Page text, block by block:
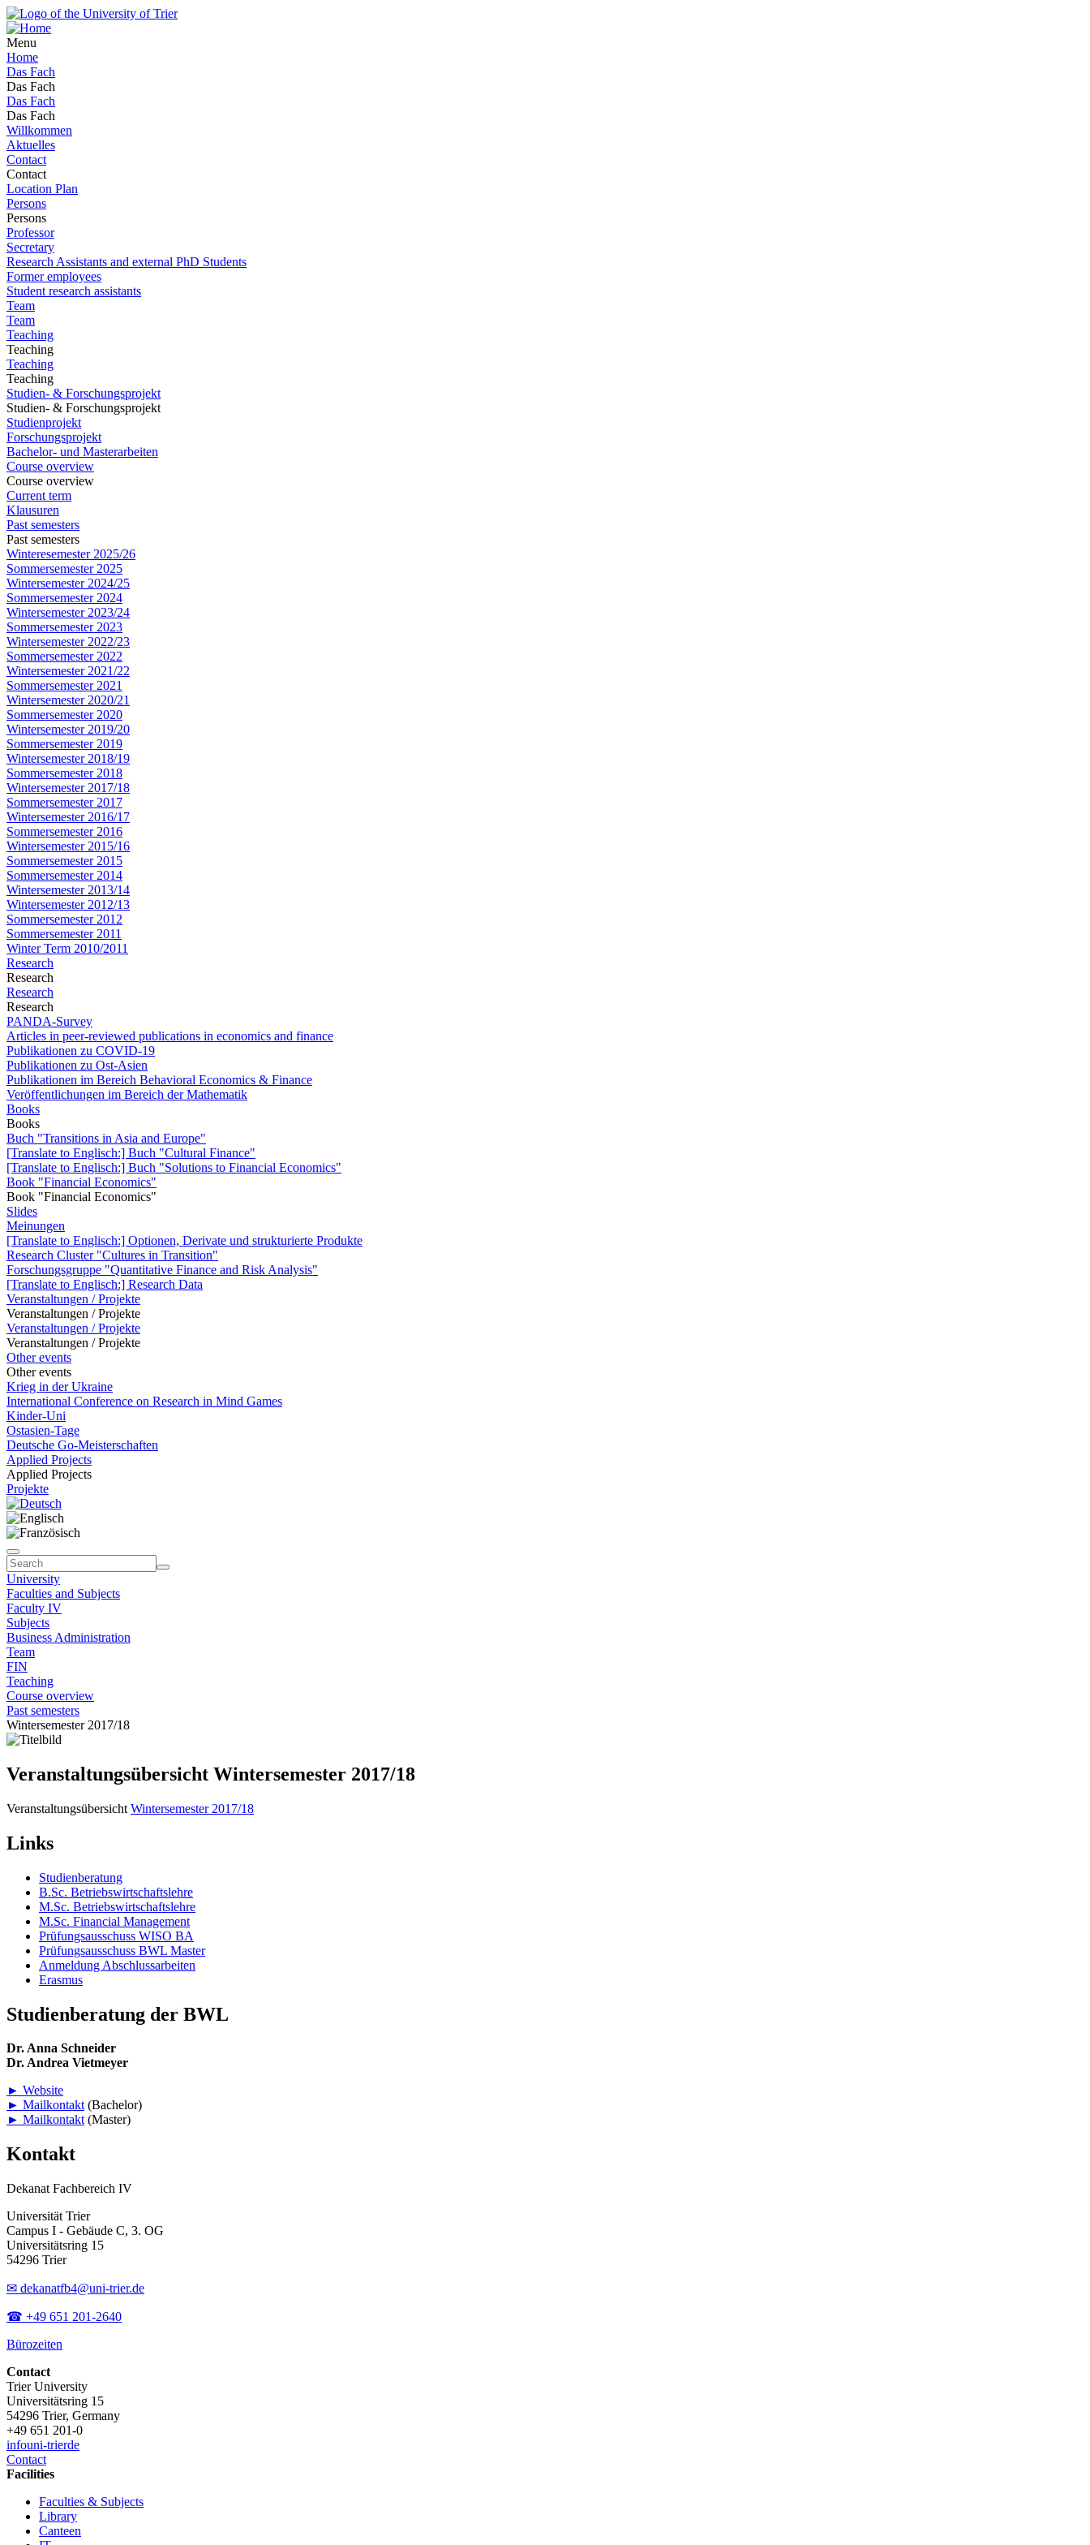
Menu
Home
Das Fach
Das Fach
Das Fach
Das Fach
Willkommen
Aktuelles
Contact
Contact
Location Plan
Persons
Persons
Professor
Secretary
Research Assistants and external PhD Students
Former employees
Student research assistants
Team
Team
Teaching
Teaching
Teaching
Teaching
Studien- & Forschungsprojekt
Studien- & Forschungsprojekt
Studienprojekt
Forschungsprojekt
Bachelor- und Masterarbeiten
Course overview
Course overview
Current term
Klausuren
Past semesters
Past semesters
Winteresemester 2025/26
Sommersemester 2025
Wintersemester 2024/25
Sommersemester 2024
Wintersemester 2023/24
Sommersemester 2023
Wintersemester 2022/23
Sommersemester 2022
Wintersemester 2021/22
Sommersemester 2021
Wintersemester 2020/21
Sommersemester 2020
Wintersemester 2019/20
Sommersemester 2019
Wintersemester 2018/19
Sommersemester 2018
Wintersemester 2017/18
Sommersemester 2017
Wintersemester 2016/17
Sommersemester 2016
Wintersemester 2015/16
Sommersemester 2015
Sommersemester 2014
Wintersemester 2013/14
Wintersemester 2012/13
Sommersemester 2012
Sommersemester 2011
Winter Term 2010/2011
Research
Research
Research
Research
PANDA-Survey
Articles in peer-reviewed publications in economics and finance
Publikationen zu COVID-19
Publikationen zu Ost-Asien
Publikationen im Bereich Behavioral Economics & Finance
Veröffentlichungen im Bereich der Mathematik
Books
Books
Buch "Transitions in Asia and Europe"
[Translate to Englisch:] Buch "Cultural Finance"
[Translate to Englisch:] Buch "Solutions to Financial Economics"
Book "Financial Economics"
Book "Financial Economics"
Slides
Meinungen
[Translate to Englisch:] Optionen, Derivate und strukturierte Produkte
Research Cluster "Cultures in Transition"
Forschungsgruppe "Quantitative Finance and Risk Analysis"
[Translate to Englisch:] Research Data
Veranstaltungen / Projekte
Veranstaltungen / Projekte
Veranstaltungen / Projekte
Veranstaltungen / Projekte
Other events
Other events
Krieg in der Ukraine
International Conference on Research in Mind Games
Kinder-Uni
Ostasien-Tage
Deutsche Go-Meisterschaften
Applied Projects
Applied Projects
Projekte
University
Faculties and Subjects
Faculty IV
Subjects
Business Administration
Team
FIN
Teaching
Course overview
Past semesters
Wintersemester 2017/18
Veranstaltungsübersicht Wintersemester 2017/18
Veranstaltungsübersicht Wintersemester 2017/18
Links
Studienberatung
B.Sc. Betriebswirtschaftslehre
M.Sc. Betriebswirtschaftslehre
M.Sc. Financial Management
Prüfungsausschuss WISO BA
Prüfungsausschuss BWL Master
Anmeldung Abschlussarbeiten
Erasmus
Studienberatung der BWL
Dr. Anna Schneider
Dr. Andrea Vietmeyer
► Website
► Mailkontakt(Bachelor)
► Mailkontakt(Master)
Kontakt
Dekanat Fachbereich IV
Universität Trier
Campus I - Gebäude C, 3. OG
Universitätsring 15
54296 Trier
✉ dekanatfb4@uni-trier.de
☎ +49 651 201-2640
Bürozeiten
Contact
Trier University
Universitätsring 15
54296 Trier, Germany
+49 651 201-0
infouni-trierde
Contact
Facilities
Faculties & Subjects
Library
Canteen